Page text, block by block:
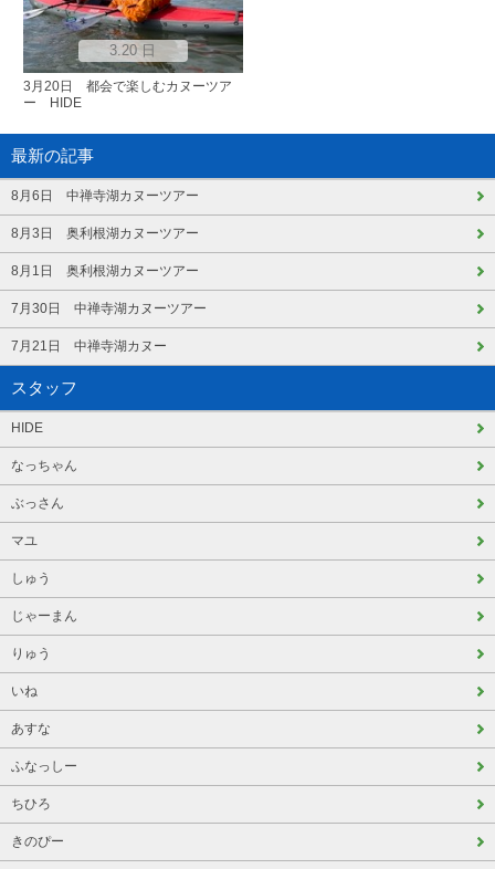
3.20 日
3月20日 都会で楽しむカヌーツア
ー HIDE
最新の記事
8月6日 中禅寺湖カヌーツアー
8月3日 奥利根湖カヌーツアー
8月1日 奥利根湖カヌーツアー
7月30日 中禅寺湖カヌーツアー
7月21日 中禅寺湖カヌー
スタッフ
HIDE
なっちゃん
ぶっさん
マユ
しゅう
じゃーまん
りゅう
いね
あすな
ふなっしー
ちひろ
きのぴー